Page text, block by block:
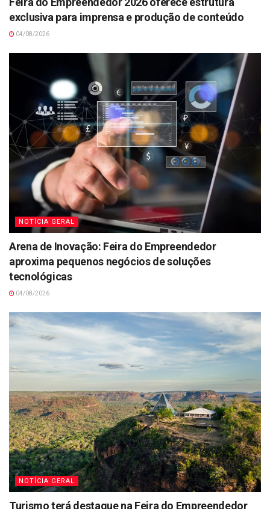
exclusiva para imprensa e produção de conteúdo
04/08/2026
NOTÍCIA GERAL
Arena de Inovação: Feira do Empreendedor
aproxima pequenos negócios de soluções
tecnológicas
04/08/2026
NOTÍCIA GERAL
Turismo terá destaque na Feira do Empreendedor